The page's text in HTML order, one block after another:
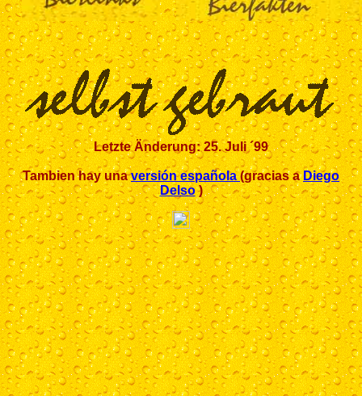
Letzte Änderung: 25. Juli ´99
Tambien hay unaversión española(gracias aDiego
Delso)